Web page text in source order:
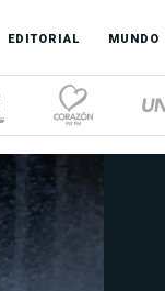
EDITORIAL MUNDO